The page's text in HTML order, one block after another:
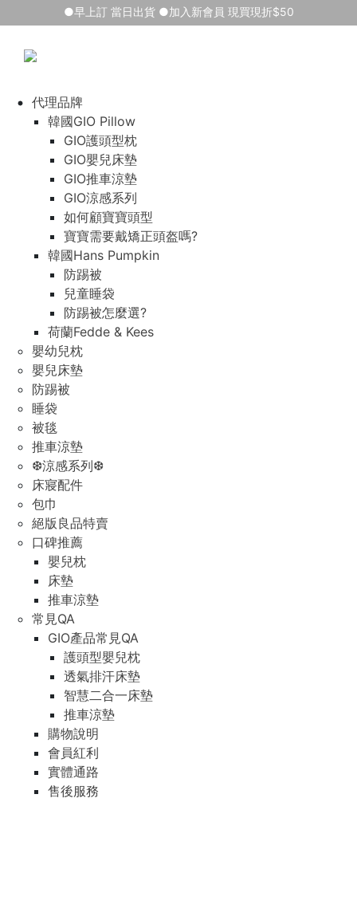
代理品牌
韓國GIO Pillow
GIO護頭型枕
GIO嬰兒床墊
GIO推車涼墊
GIO涼感系列
如何顧寶寶頭型
寶寶需要戴矯正頭盔嗎?
韓國Hans Pumpkin
防踢被
兒童睡袋
防踢被怎麼選?
荷蘭Fedde & Kees
嬰幼兒枕
嬰兒床墊
防踢被
睡袋
被毯
推車涼墊
❆涼感系列❆
床寢配件
包巾
絕版良品特賣
口碑推薦
嬰兒枕
床墊
推車涼墊
常見QA
GIO產品常見QA
護頭型嬰兒枕
透氣排汗床墊
智慧二合一床墊
推車涼墊
購物說明
會員紅利
實體通路
售後服務
●早上訂 當日出貨 ●加入新會員 現買現折$50